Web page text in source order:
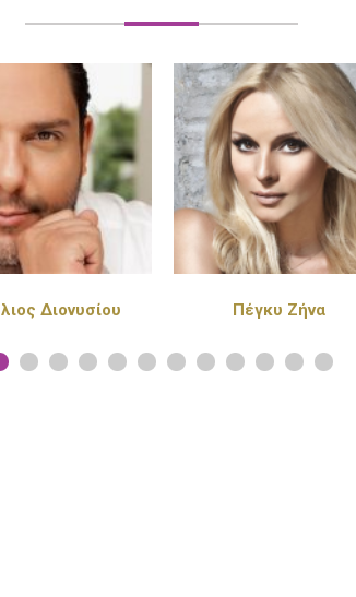
Πέγκυ Ζήνα Παντελής Καναράκης